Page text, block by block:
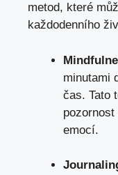
metod, které
každodenního
minutami
čas. Tato
emocí.